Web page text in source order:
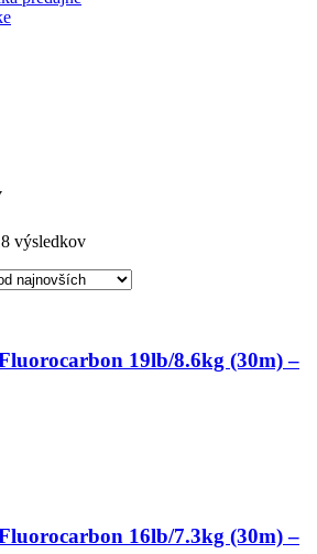
výsledkov
19lb/8.6kg (30m) –
16lb/7.3kg (30m) –